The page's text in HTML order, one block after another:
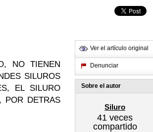
NO TIENEN
SILUROS
EL SILURO
POR DETRAS
Ver el artículo original
Denunciar
Sobre el autor
Siluro
41 veces
compartido